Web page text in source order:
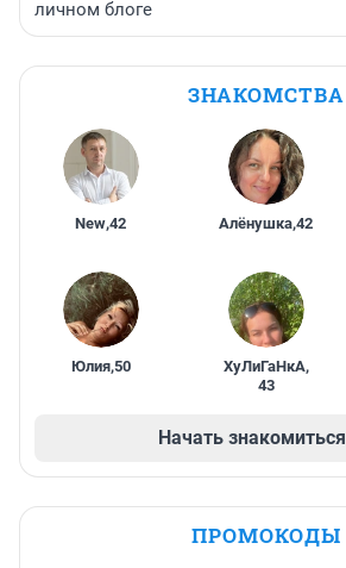
личном блоге
ЗНАКОМСТВА
New,42 Алёнушка,42
Юлия,50 ХуЛиГаНкА,
43
Начать знакомиться
ПРОМОКОДЫ